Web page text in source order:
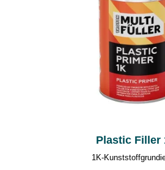
Plastic Filler
1K-